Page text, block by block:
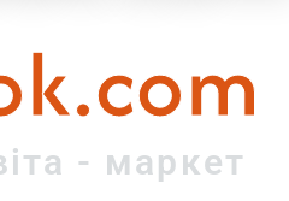
- маркет